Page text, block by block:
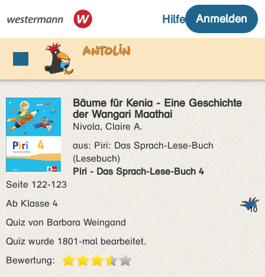
Bäume für Kenia - Eine Geschichte
der Wangari Maathai
Nivola, Claire A.
aus: Piri: Das Sprach-Lese-Buch
(Lesebuch)
Piri - Das Sprach-Lese-Buch 4
Seite 122-123
Ab Klasse 4
Quiz von Barbara Weingand
Quiz wurde 1801-mal bearbeitet.
Bewertung: